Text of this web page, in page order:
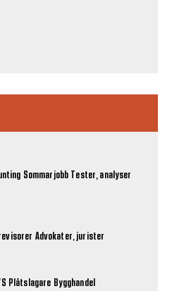
Sommarjobb
Tester, analyser
Advokater, jurister
Plåtslagare Bygghandel